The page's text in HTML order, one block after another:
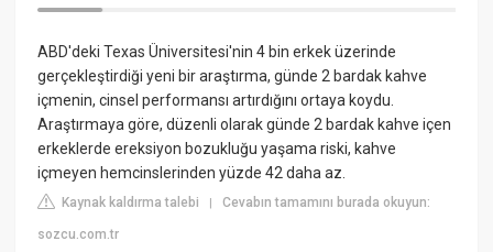
ABD'deki Texas Üniversitesi'nin 4 bin erkek üzerinde
gerçekleştirdiği yeni bir araştırma, günde 2 bardak kahve
içmenin, cinsel performansı artırdığını ortaya koydu.
Araştırmaya göre, düzenli olarak günde 2 bardak kahve içen
erkeklerde ereksiyon bozukluğu yaşama riski, kahve
içmeyen hemcinslerinden yüzde 42 daha az.
Kaynak kaldırma talebi |Cevabın tamamını burada okuyun:
sozcu.com.tr